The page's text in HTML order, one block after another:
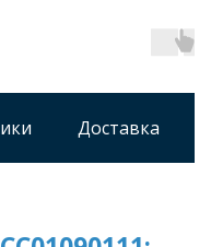
Доставка